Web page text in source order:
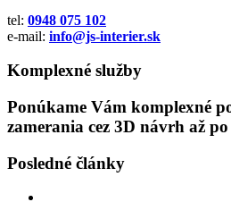
tel: 0948 075 102
e-mail: info@js-interier.sk
Komplexné služby
Ponúkame Vám komplexné
zamerania cez 3D návrh až
Posledné články